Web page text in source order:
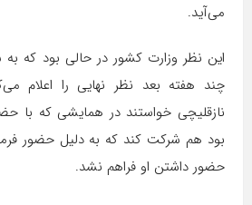
می‌آید.
این نظر وزارت کشور در حالی بود که به
چند هفته بعد نظر نهایی را اعلام
نازقلیچی خواستند در همایشی که با
بود هم شرکت کند که به دلیل حضور
حضور داشتن او فراهم نشد.